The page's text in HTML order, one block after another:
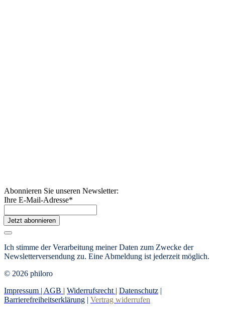
Abonnieren Sie unseren Newsletter:
Ihre E-Mail-Adresse*
Jetzt abonnieren
Ich stimme der Verarbeitung meiner Daten zum Zwecke der
Newsletterversendung zu. Eine Abmeldung ist jederzeit möglich.
© 2026 philoro
Impressum | AGB | Widerrufsrecht | Datenschutz |
Barrierefreiheitserklärung | Vertrag widerrufen